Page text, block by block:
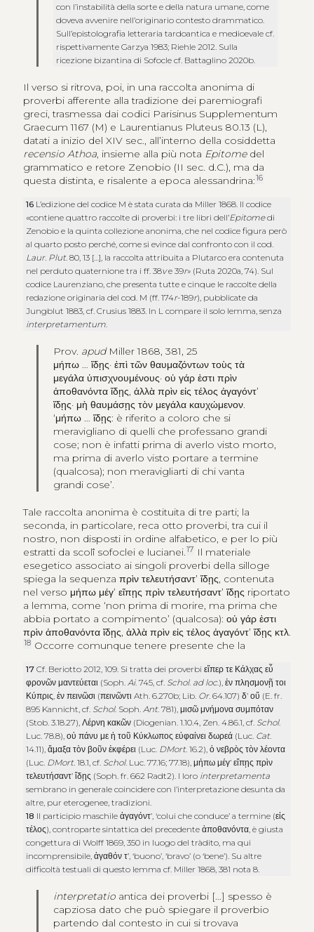
con l’instabilità della sorte e della natura umane, come
doveva avvenire nell’originario contesto drammatico.
Sull’epistolografia letteraria tardoantica e medioevale cf.
rispettivamente Garzya 1983; Riehle 2012. Sulla
ricezione bizantina di Sofocle cf. Battaglino 2020b.
Il verso si ritrova, poi, in una raccolta anonima di
proverbi afferente alla tradizione dei paremiografi
greci, trasmessa dai codici Parisinus Supplementum
Graecum 1167 (M) e Laurentianus Pluteus 80.13 (L),
datati a inizio del XIV sec., all’interno della cosiddetta
recensio Athoa, insieme alla più nota Epitomedel
grammatico e retore Zenobio (II sec. d.C.), ma da
questa distinta, e risalente a epoca alessandrina:16
16 L’edizione del codice M è stata curata da Miller 1868. Il codice
«contiene quattro raccolte di proverbi: i tre libri dell’Epitomedi
Zenobio e la quinta collezione anonima, che nel codice figura però
al quarto posto perché, come si evince dal confronto con il cod.
Laur. Plut. 80, 13 […], la raccolta attribuita a Plutarco era contenuta
nel perduto quaternione tra i ff. 38ve 39r» (Ruta 2020a, 74). Sul
codice Laurenziano, che presenta tutte e cinque le raccolte della
redazione originaria del cod. M (ff. 174r-189r), pubblicate da
Jungblut 1883, cf. Crusius 1883. In L compare il solo lemma, senza
interpretamentum.
Prov. apudMiller 1868, 381, 25
μήπω …ἴδῃς· ἐπὶ τῶν θαυμαζόντων τοὺς τὰ
μεγάλα ὑπισχνουμένους· οὑ γάρ ἐστι πρὶν
ἀποθανόντα ἴδῃς,ἀλλὰ πρὶν εἰς τέλος ἀγαγόντ’
ἴδῃς· μὴ θαυμάσῃς τὸν μεγάλα καυχώμενον.
‘μήπω …ἴδῃς: è riferito a coloro che si
meravigliano di quelli che professano grandi
cose; non è infatti prima di averlo visto morto,
ma prima di averlo visto portare a termine
(qualcosa); non meravigliarti di chi vanta
grandi cose’.
Tale raccolta anonima è costituita di tre parti; la
seconda, in particolare, reca otto proverbi, tra cui il
nostro, non disposti in ordine alfabetico, e per lo più
estratti da scolî sofoclei e lucianei.17 Il materiale
esegetico associato ai singoli proverbi della silloge
spiega la sequenza πρὶν τελευτήσαντ’ ἴδῃς, contenuta
nel verso μήπω μέγ’ εἴπῃς πρὶν τελευτήσαντ’ ἴδῃς riportato
a lemma, come ‘non prima di morire, ma prima che
abbia portato a compimento’ (qualcosa): οὐ γάρ ἐστι
πρὶν ἀποθανόντα ἴδῃς, ἀλλὰ πρὶν εἰς τέλος ἀγαγόντ’ ἴδῃς κτλ.
18 Occorre comunque tenere presente che la
17Cf. Beriotto 2012, 109. Si tratta dei proverbiεἴπερ τε Κάλχας εὖ
φρονῶν μαντεύεται (Soph.Ai. 745, cf. Schol. ad loc.),ἐν πλησμονῇ τοι
Κύπρις,ἐν πεινῶσι (πεινῶντι Ath. 6.270b; Lib. Or. 64.107)δ’ οὔ (E. fr.
895 Kannicht, cf. Schol. Soph.Ant. 781),μισῶ μνήμονα συμπόταν
(Stob. 3.18.27),Λέρνη κακῶν (Diogenian. 1.10.4, Zen. 4.86.1, cf. Schol.
Luc. 78.8),οὐ πάνυ με ἡ τοῦ Κύκλωπος εὐφαίνει δωρεά (Luc. Cat.
14.11),ἅμαξα τὸν βοῦν ἐκφέρει (Luc. DMort. 16.2),ὁ νεβρὸς τὸν λέοντα
(Luc. DMort. 18.1, cf. Schol. Luc. 77.16; 77.18),μήπω μέγ’ εἴπῃς πρὶν
τελευτήσαντ’ ἴδῃς (Soph. fr. 662 Radt2). I loro interpretamenta
sembrano in generale coincidere con l’interpretazione desunta da
altre, pur eterogenee, tradizioni.
18 Il participio maschileἀγαγόντ’, ‘colui che conduce’ a termine (εἰς
τέλος), controparte sintattica del precedenteἀποθανόντα, è giusta
congettura di Wolff 1869, 350 in luogo del tràdito, ma qui
incomprensibile,ἀγαθόν τ’, ‘buono’, ‘bravo’ (o ‘bene’). Su altre
difficoltà testuali di questo lemma cf. Miller 1868, 381 nota 8.
interpretatio antica dei proverbi […] spesso è
capziosa dato che può spiegare il proverbio
partendo dal contesto in cui si trovava